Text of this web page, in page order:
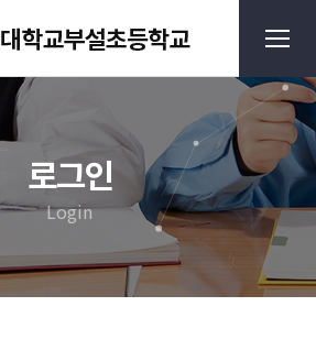
로그인
Login